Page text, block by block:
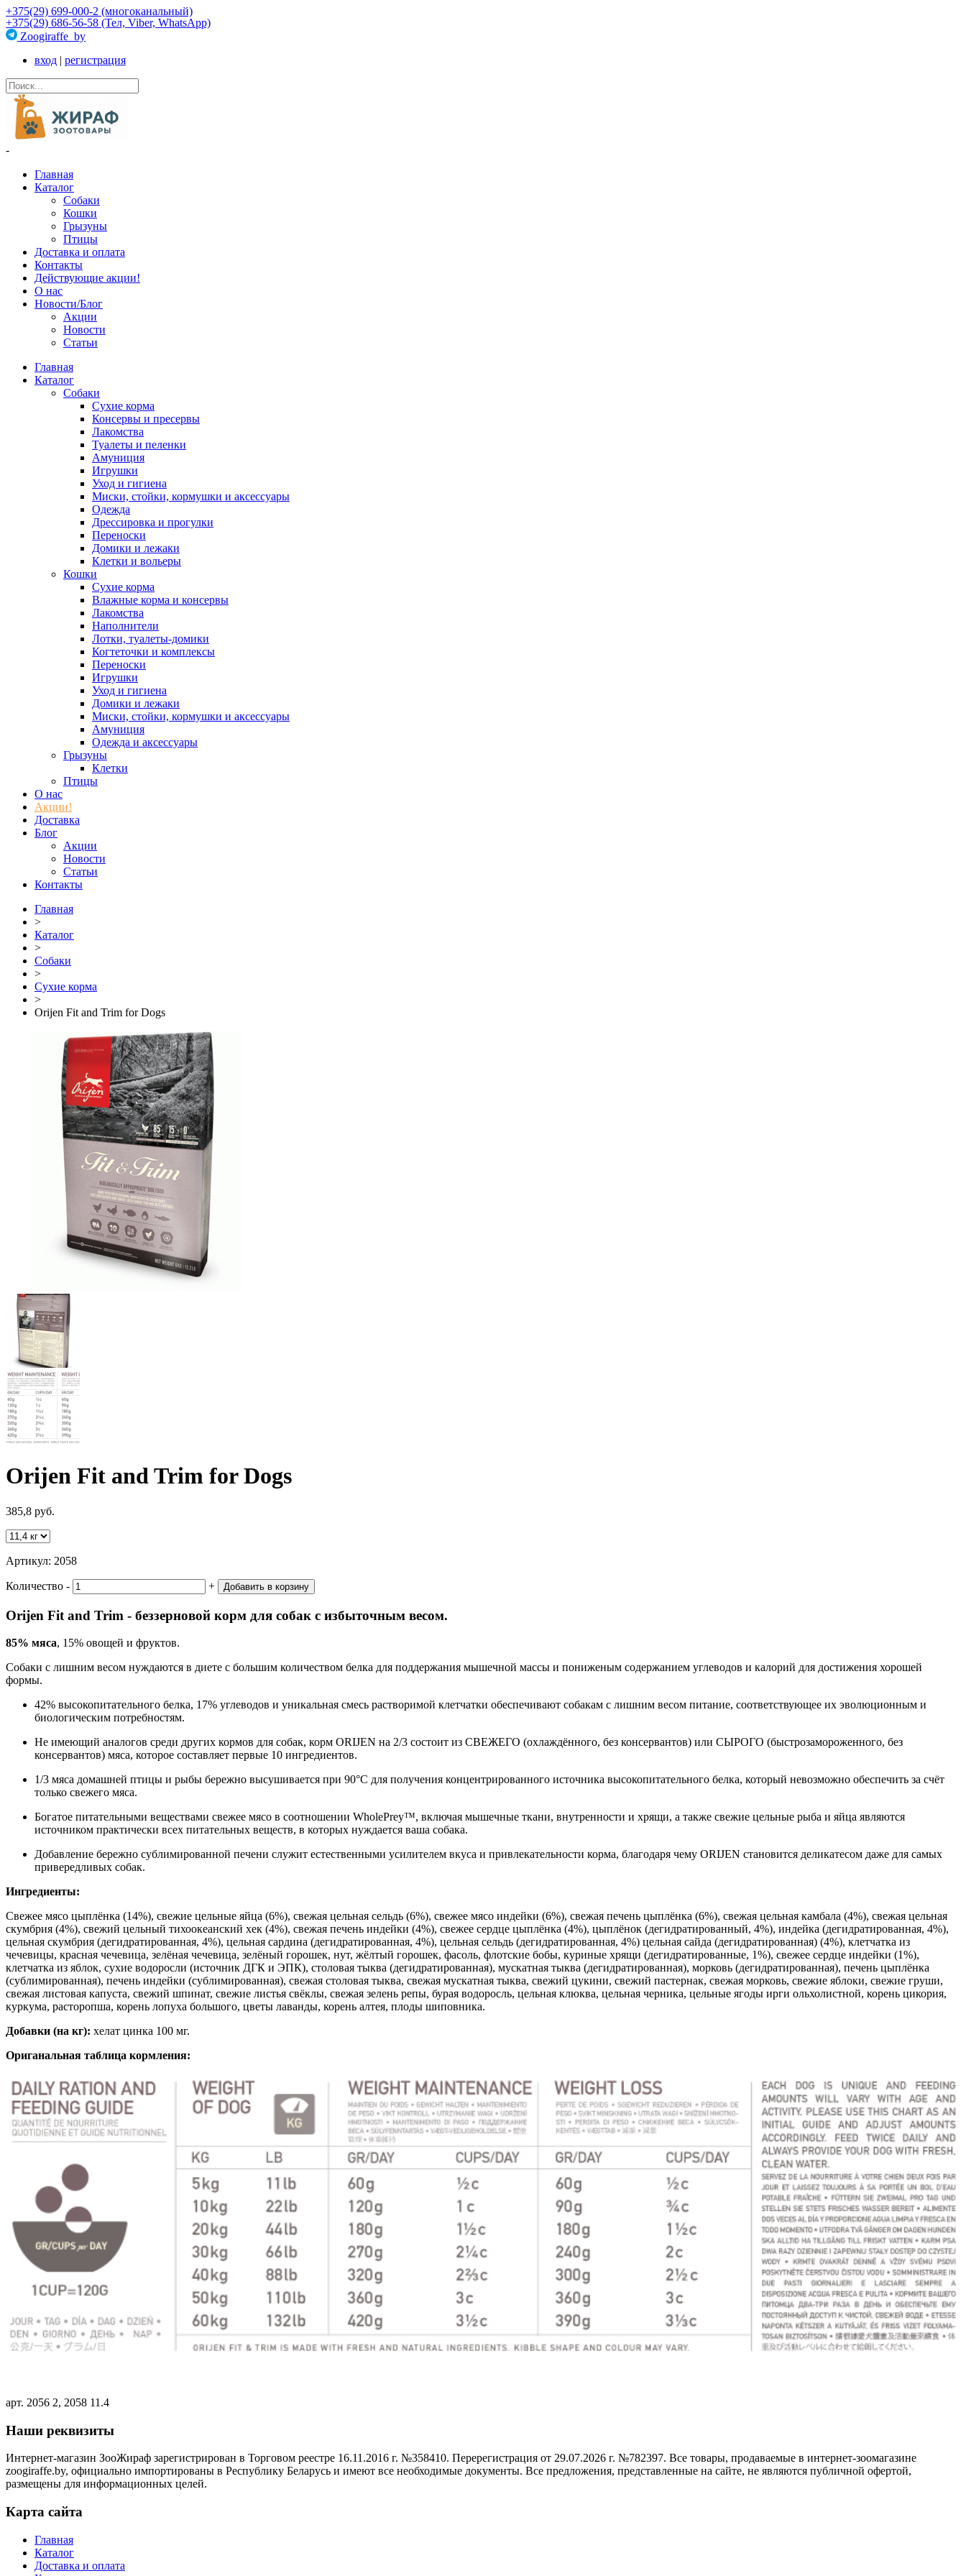
+375(29) 699-000-2 (многоканальный)
+375(29) 686-56-58 (Тел, Viber, WhatsApp)
Zoogiraffe_by
вход | регистрация
-
Главная
Каталог
Собаки
Кошки
Грызуны
Птицы
Доставка и оплата
Контакты
Действующие акции!
О нас
Новости/Блог
Акции
Новости
Статьи
Главная
Каталог
Собаки
Сухие корма
Консервы и пресервы
Лакомства
Туалеты и пеленки
Амуниция
Игрушки
Уход и гигиена
Миски, стойки, кормушки и аксессуары
Одежда
Дрессировка и прогулки
Переноски
Домики и лежаки
Клетки и вольеры
Кошки
Сухие корма
Влажные корма и консервы
Лакомства
Наполнители
Лотки, туалеты-домики
Когтеточки и комплексы
Переноски
Игрушки
Уход и гигиена
Домики и лежаки
Миски, стойки, кормушки и аксессуары
Амуниция
Одежда и аксессуары
Грызуны
Клетки
Птицы
О нас
Акции!
Доставка
Блог
Акции
Новости
Статьи
Контакты
Главная
>
Каталог
>
Собаки
>
Сухие корма
>
Orijen Fit and Trim for Dogs
Orijen Fit and Trim for Dogs
385,8 руб.
Артикул: 2058
Количество ‐ + Добавить в корзину
Orijen Fit and Trim - беззерновой корм для собак с избыточным весом.
85% мяса, 15% овощей и фруктов.
Собаки с лишним весом нуждаются в диете с большим количеством белка для поддержания мышечной массы и пониженым содержанием углеводов и калорий для достижения хорошей
формы.
42% высокопитательного белка, 17% углеводов и уникальная смесь растворимой клетчатки обеспечивают собакам с лишним весом питание, соответствующее их эволюционным и
биологическим потребностям.
Не имеющий аналогов среди других кормов для собак, корм ORIJEN на 2/3 состоит из СВЕЖЕГО (охлаждённого, без консервантов) или СЫРОГО (быстрозамороженного, без
консервантов) мяса, которое составляет первые 10 ингредиентов.
1/3 мяса домашней птицы и рыбы бережно высушивается при 90°С для получения концентрированного источника высокопитательного белка, который невозможно обеспечить за счёт
только свежего мяса.
Богатое питательными веществами свежее мясо в соотношении WholePrey™, включая мышечные ткани, внутренности и хрящи, а также свежие цельные рыба и яйца являются
источником практически всех питательных веществ, в которых нуждается ваша собака.
Добавление бережно сублимированной печени служит естественными усилителем вкуса и привлекательности корма, благодаря чему ORIJEN становится деликатесом даже для самых
привередливых собак.
Ингредиенты:
Cвежее мясо цыплёнка (14%), свежие цельные яйца (6%), свежая цельная сельдь (6%), свежее мясо индейки (6%), свежая печень цыплёнка (6%), свежая цельная камбала (4%), свежая цельная
скумбрия (4%), свежий цельный тихоокеанский хек (4%), свежая печень индейки (4%), свежее сердце цыплёнка (4%), цыплёнок (дегидратированный, 4%), индейка (дегидратированная, 4%),
цельная скумбрия (дегидратированная, 4%), цельная сардина (дегидратированная, 4%), цельная сельдь (дегидратированная, 4%) цельная сайда (дегидратированная) (4%), клетчатка из
чечевицы, красная чечевица, зелёная чечевица, зелёный горошек, нут, жёлтый горошек, фасоль, флотские бобы, куриные хрящи (дегидратированные, 1%), свежее сердце индейки (1%),
клетчатка из яблок, сухие водоросли (источник ДГК и ЭПК), столовая тыква (дегидратированная), мускатная тыква (дегидратированная), морковь (дегидратированная), печень цыплёнка
(cублимированная), печень индейки (cублимированная), свежая столовая тыква, свежая мускатная тыква, свежий цукини, свежий пастернак, свежая морковь, свежие яблоки, свежие груши,
свежая листовая капуста, свежий шпинат, свежие листья свёклы, свежая зелень репы, бурая водоросль, цельная клюква, цельная черника, цельные ягоды ирги ольхолистной, корень цикория,
куркума, расторопша, корень лопуха большого, цветы лаванды, корень алтея, плоды шиповника.
Добавки (на кг): хелат цинка 100 мг.
Ориганальная таблица кормления:
арт. 2056 2, 2058 11.4
Наши реквизиты
Интернет-магазин ЗооЖираф зарегистрирован в Торговом реестре 16.11.2016 г. №358410. Перерегистрация от 29.07.2026 г. №782397. Все товары, продаваемые в интернет-зоомагазине
zoogiraffe.by, официально импортированы в Республику Беларусь и имеют все необходимые документы. Все предложения, представленные на сайте, не являются публичной офертой,
размещены для информационных целей.
Карта сайта
Главная
Каталог
Доставка и оплата